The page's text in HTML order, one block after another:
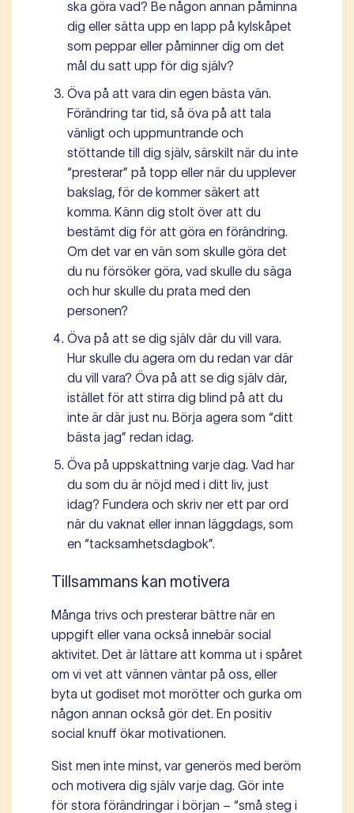
ska göra vad? Be någon annan påminna
dig eller sätta upp en lapp på kylskåpet
som peppar eller påminner dig om det
mål du satt upp för dig själv?
Öva på att vara din egen bästa vän.
Förändring tar tid, så öva på att tala
vänligt och uppmuntrande och
stöttande till dig själv, särskilt när du inte
“presterar” på topp eller när du upplever
bakslag, för de kommer säkert att
komma. Känn dig stolt över att du
bestämt dig för att göra en förändring.
Om det var en vän som skulle göra det
du nu försöker göra, vad skulle du säga
och hur skulle du prata med den
personen?
Öva på att se dig själv där du vill vara.
Hur skulle du agera om du redan var där
du vill vara? Öva på att se dig själv där,
istället för att stirra dig blind på att du
inte är där just nu. Börja agera som “ditt
bästa jag” redan idag.
Öva på uppskattning varje dag. Vad har
du som du är nöjd med i ditt liv, just
idag? Fundera och skriv ner ett par ord
när du vaknat eller innan läggdags, som
en “tacksamhetsdagbok”.
Tillsammans kan motivera
Många trivs och presterar bättre när en
uppgift eller vana också innebär social
aktivitet. Det är lättare att komma ut i spåret
om vi vet att vännen väntar på oss, eller
byta ut godiset mot morötter och gurka om
någon annan också gör det. En positiv
social knuff ökar motivationen.
Sist men inte minst, var generös med beröm
och motivera dig själv varje dag. Gör inte
för stora förändringar i början – “små steg i